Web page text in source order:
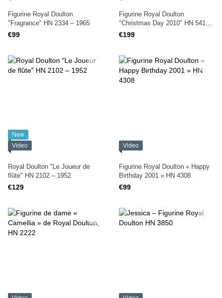
Figurine Royal Doulton
"Fragrance" HN 2334 – 1965
€99
Figurine Royal Doulton
"Christmas Day 2010" HN 5411
– collection Pretty Ladies Petites
€199
New
Video
Royal Doulton "Le Joueur de
flûte" HN 2102 – 1952
€129
Video
Figurine Royal Doulton « Happy
Birthday 2001 » HN 4308
€99